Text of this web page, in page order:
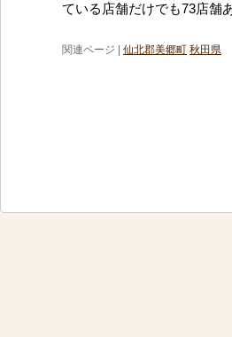
ている店舗だけでも73店舗
関連ページ | 仙北郡美郷町 秋田県